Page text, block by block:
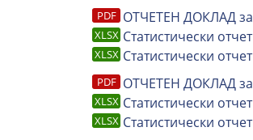
ОТЧЕТЕН ДОКЛАД
Статистически
Статистически
ОТЧЕТЕН ДОКЛАД
Статистически
Статистически